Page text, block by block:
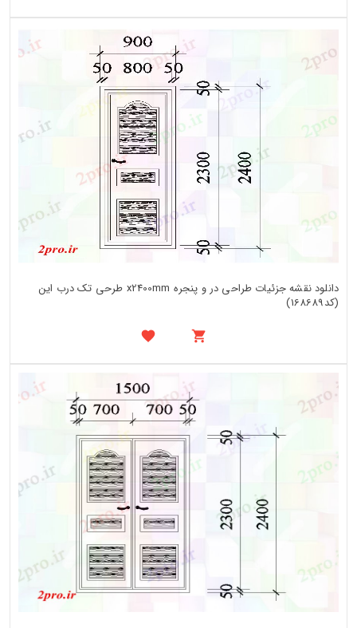
دانلود نقشه جزئیات طراحی در و پنجره x2400mm طرحی تک درب این
(کد168689)